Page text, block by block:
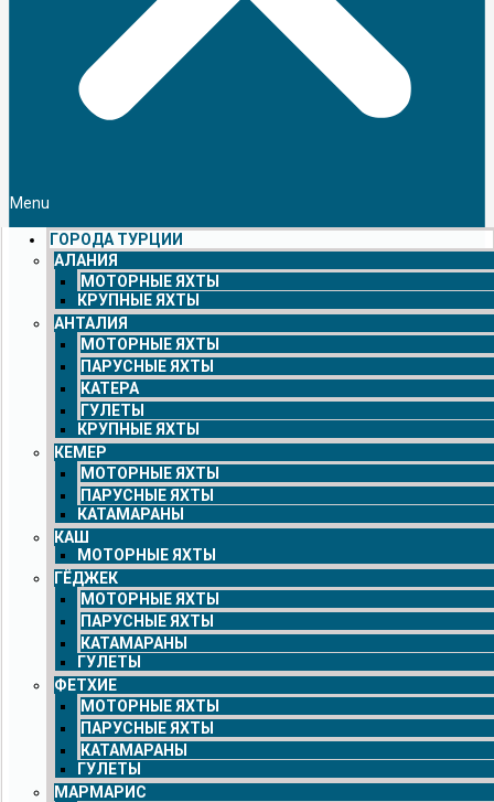
Menu
ГОРОДА ТУРЦИИ
АЛАНИЯ
МОТОРНЫЕ ЯХТЫ
КРУПНЫЕ ЯХТЫ
АНТАЛИЯ
МОТОРНЫЕ ЯХТЫ
ПАРУСНЫЕ ЯХТЫ
КАТЕРА
ГУЛЕТЫ
КРУПНЫЕ ЯХТЫ
КЕМЕР
МОТОРНЫЕ ЯХТЫ
ПАРУСНЫЕ ЯХТЫ
КАТАМАРАНЫ
КАШ
МОТОРНЫЕ ЯХТЫ
ГЁДЖЕК
МОТОРНЫЕ ЯХТЫ
ПАРУСНЫЕ ЯХТЫ
КАТАМАРАНЫ
ГУЛЕТЫ
ФЕТХИЕ
МОТОРНЫЕ ЯХТЫ
ПАРУСНЫЕ ЯХТЫ
КАТАМАРАНЫ
ГУЛЕТЫ
МАРМАРИС